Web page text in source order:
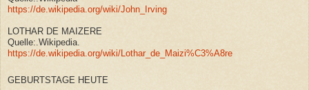
https://de.wikipedia.org/wiki/John_Irving
LOTHAR DE MAIZERE
Quelle:.Wikipedia.
https://de.wikipedia.org/wiki/Lothar_de_Maizi%C3%A8re
GEBURTSTAGE HEUTE